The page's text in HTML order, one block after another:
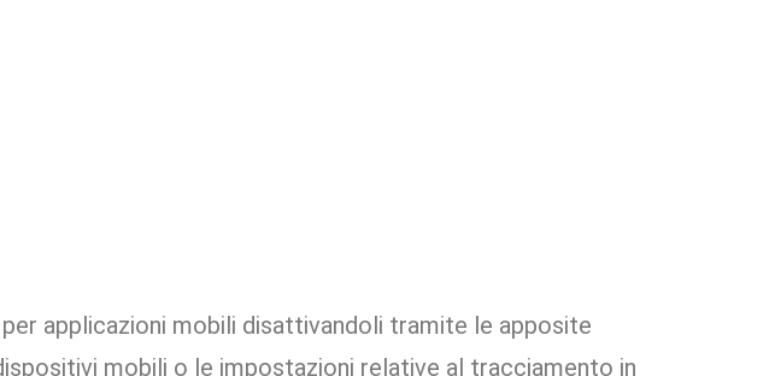
applicazioni mobili disattivandoli tramite le apposite
mobili o le impostazioni relative al tracciamento in